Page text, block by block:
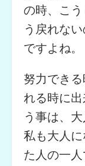
の時、こ
う戻れな
ですよね。
努力でき
れる時に
う事は、
私も大人
た人の一